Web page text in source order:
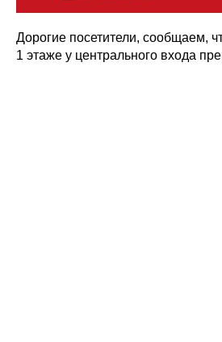
Дорогие посетители, сообщаем,
1 этаже у центрального входа